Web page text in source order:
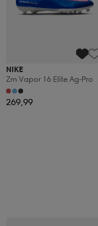
NIKE
Zm Vapor 16 Elite Ag-Pro
269,99